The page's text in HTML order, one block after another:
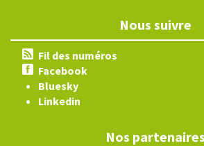
Nous suivre
Fil des numéros
Facebook
Bluesky
Linkedin
Nos partenaires